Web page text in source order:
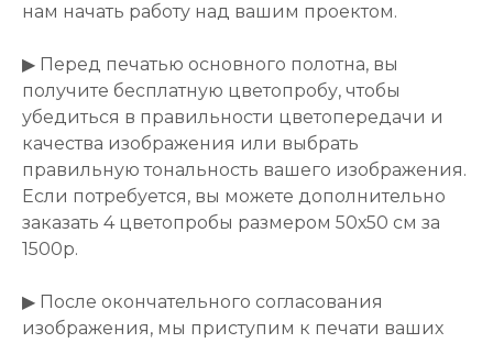
нам начать работу над вашим проектом.
▶ Перед печатью основного полотна, вы
получите бесплатную цветопробу, чтобы
убедиться в правильности цветопередачи и
качества изображения или выбрать
правильную тональность вашего изображения.
Если потребуется, вы можете дополнительно
заказать 4 цветопробы размером 50х50 см за
1500р.
▶ После окончательного согласования
изображения, мы приступим к печати ваших